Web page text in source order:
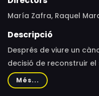
María Zafra, Raquel
Descripció
Després de viure un
decisió de reconstruir
Documental centrat en
aquests pateixen, amb
Més...